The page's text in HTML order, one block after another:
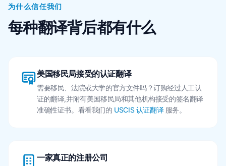
为什么信任我们
每种翻译背后都有什么
美国移民局接受的认证翻译
需要移民、法院或大学的官方文件吗？订购经过人工认
证的翻译,并附有美国移民局和其他机构接受的签名翻译
准确性证书。看看我们的 USCIS 认证翻译服务。
一家真正的注册公司